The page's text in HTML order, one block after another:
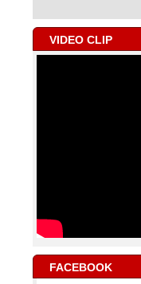
VIDEO CLIP
FACEBOOK